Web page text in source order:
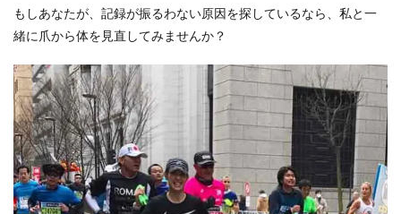
もしあなたが、記録が振るわない原因を探しているなら、私と一
緒に爪から体を見直してみませんか？